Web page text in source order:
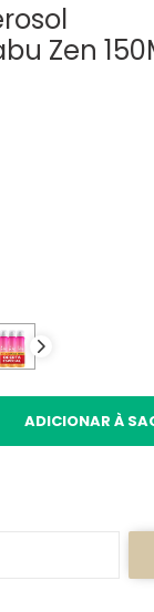
Zen
ADICIONAR À